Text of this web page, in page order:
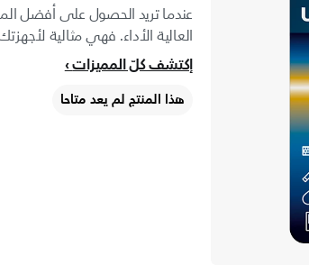
عندما تريد الحصول على أفضل
العالية الأداء. فهي مثالية
إكتشف كلّ المميزات
هذا المنتج لم يعد متاحا